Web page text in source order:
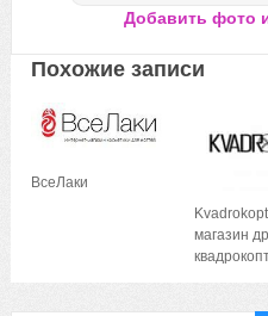
Добавить фото
Похожие записи
ВсеЛаки
магазин